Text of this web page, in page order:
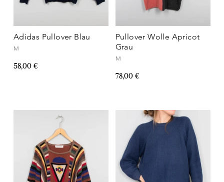
Adidas Pullover Blau
M
58,00 €
Pullover Wolle Apricot
Grau
M
78,00 €